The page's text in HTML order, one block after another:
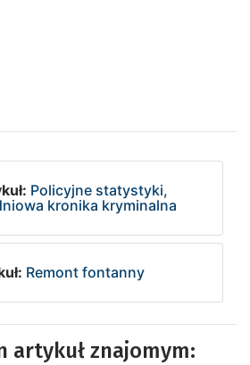
Policyjne statystyki,
kronika kryminalna
Remont fontanny
artykuł znajomym: